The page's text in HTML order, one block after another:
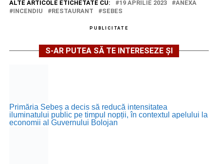
ALTE ARTICOLE ETICHETATE CU: 19 APRILIE 2023
ANEXA
INCENDIU
RESTAURANT SEBES
PUBLICITATE
S-AR PUTEA SĂ TE INTERESEZE ȘI
Primăria Sebeș a decis să reducă intensitatea
iluminatului public pe timpul nopții, în contextul apelului la
economii al Guvernului Bolojan